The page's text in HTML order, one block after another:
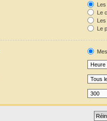
Le
Le